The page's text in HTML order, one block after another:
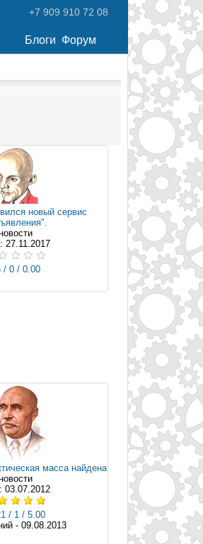
+7 909 910 72 08
Блоги Форум
новый сервис
: 27.11.2017
/ 0 / 0.00
масса найдена
03.07.2012
/ 1 / 5.00
- 09.08.2013